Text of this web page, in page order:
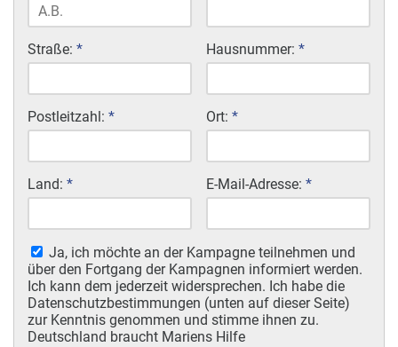
Straße: * Hausnummer: *
Postleitzahl: * Ort: *
Land: * E-Mail-Adresse: *
Ja, ich möchte an der Kampagne teilnehmen und
über den Fortgang der Kampagnen informiert werden.
Ich kann dem jederzeit widersprechen. Ich habe die
Datenschutzbestimmungen (unten auf dieser Seite)
zur Kenntnis genommen und stimme ihnen zu.
Deutschland braucht Mariens Hilfe